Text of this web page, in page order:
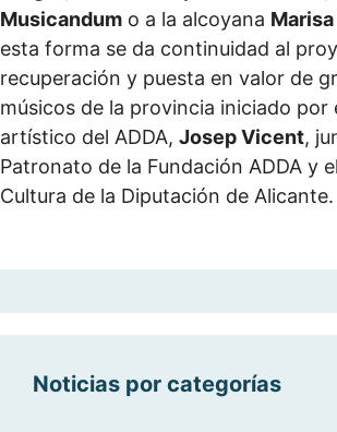
Musicandum o a la alcoyana
esta forma se da continuidad al
recuperación y puesta en valor de
músicos de la provincia iniciado por
artístico del ADDA, Josep Vicent,
Patronato de la Fundación ADDA y
Cultura de la Diputación de Alicante.
Noticias por categorías